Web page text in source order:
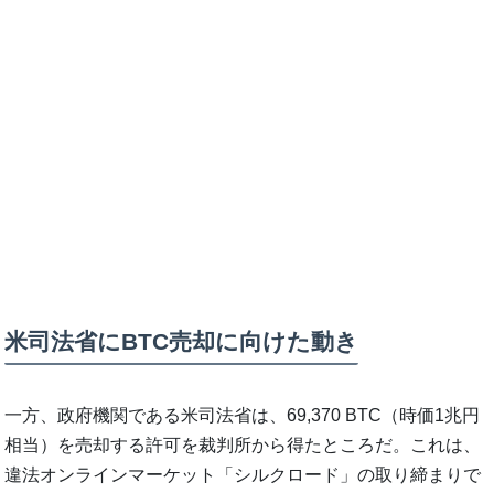
米司法省にBTC売却に向けた動き
一方、政府機関である米司法省は、69,370 BTC（時価1兆円
相当）を売却する許可を裁判所から得たところだ。これは、
違法オンラインマーケット「シルクロード」の取り締まりで